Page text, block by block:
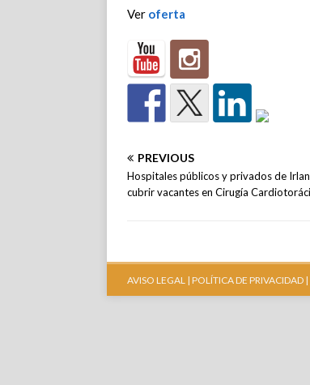
Ver oferta
PREVIOUS
Hospitales públicos y privados de
cubrir vacantes en Cirugía
AVISO LEGAL | POLÍTICA DE PRIVACIDAD |